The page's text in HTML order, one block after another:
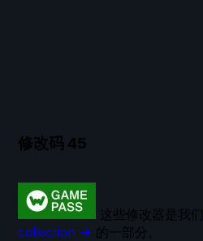
修改码 45
这些修改器是我们
collection → 的一部分。